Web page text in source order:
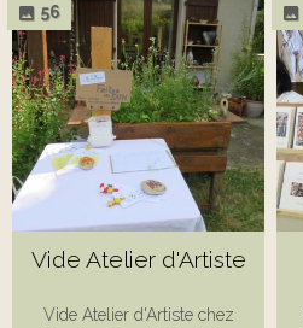
56
Vide Atelier d'Artiste
Vide Atelier d'Artiste chez